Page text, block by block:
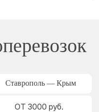
Ставрополь — Крым
ОТ 3000 руб.